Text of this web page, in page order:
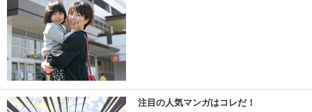
注目の人気マンガはコレだ！